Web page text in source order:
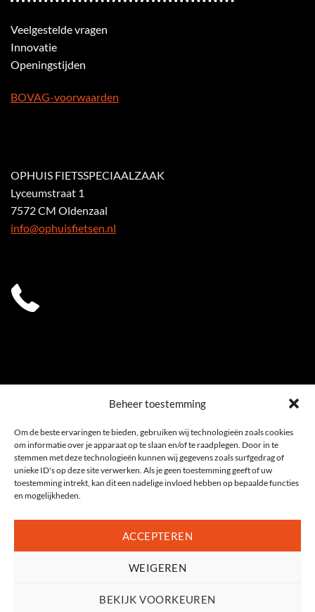
Beheer toestemming
Om de beste ervaringen te bieden, gebruiken wij technologieën zoals cookies
om informatie over je apparaat op te slaan en/of te raadplegen. Door in te
stemmen met deze technologieën kunnen wij gegevens zoals surfgedrag of
unieke ID's op deze site verwerken. Als je geen toestemming geeft of uw
toestemming intrekt, kan dit een nadelige invloed hebben op bepaalde functies
en mogelijkheden.
ACCEPTEREN
WEIGEREN
BEKIJK VOORKEUREN
Veelgestelde vragen
Innovatie
Openingstijden
BOVAG-voorwaarden
OPHUIS FIETSSPECIAALZAAK
Lyceumstraat 1
7572 CM Oldenzaal
info@ophuisfietsen.nl
0541 539 353
2026 , Ophuis Fietsspeciaalzaak Oldenzaal, Twente | alle rechten voorbehouden |